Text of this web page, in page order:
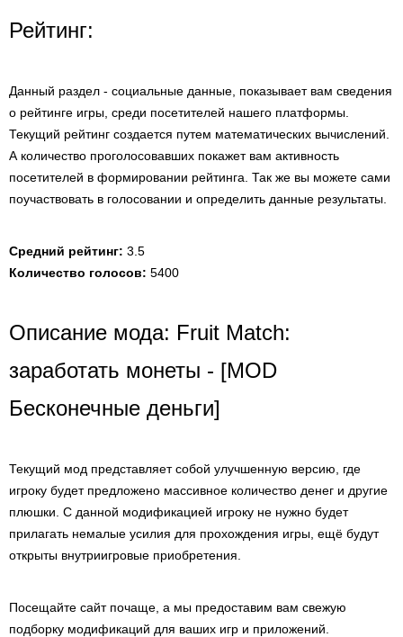
Рейтинг:
Данный раздел - социальные данные, показывает вам сведения
о рейтинге игры, среди посетителей нашего платформы.
Текущий рейтинг создается путем математических вычислений.
А количество проголосовавших покажет вам активность
посетителей в формировании рейтинга. Так же вы можете сами
поучаствовать в голосовании и определить данные результаты.
Средний рейтинг: 3.5
Количество голосов: 5400
Описание мода: Fruit Match:
заработать монеты - [MOD
Бесконечные деньги]
Текущий мод представляет собой улучшенную версию, где
игроку будет предложено массивное количество денег и другие
плюшки. С данной модификацией игроку не нужно будет
прилагать немалые усилия для прохождения игры, ещё будут
открыты внутриигровые приобретения.
Посещайте сайт почаще, а мы предоставим вам свежую
подборку модификаций для ваших игр и приложений.